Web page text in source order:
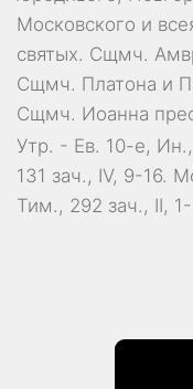
Московского и
святых. Сщмч.
Сщмч. Платона и
Сщмч. Иоанна
Утр. - Ев. 10-е,
131 зач., IV, 9-16.
Тим., 292 зач., II, 1-